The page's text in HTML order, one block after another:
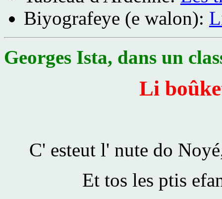
Biyografeye (e walon):
Georges Ista, dans un
Li
C' esteut l' nute do
Et tos les ptis